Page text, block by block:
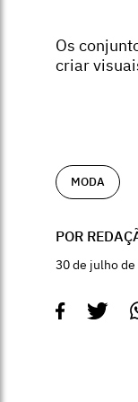
Os
criar
MODA
POR
30 de julho